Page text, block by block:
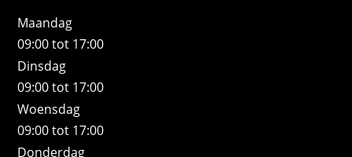
Maandag
09:00 tot 17:00
Dinsdag
09:00 tot 17:00
Woensdag
09:00 tot 17:00
Donderdag